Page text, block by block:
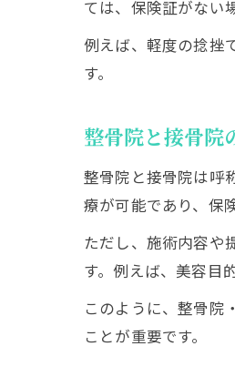
ては、保険証がない
例えば、軽度の捻挫
す。
整骨院と接骨院
整骨院と接骨院は呼
療が可能であり、保
ただし、施術内容や
す。例えば、美容目
このように、整骨院
ことが重要です。